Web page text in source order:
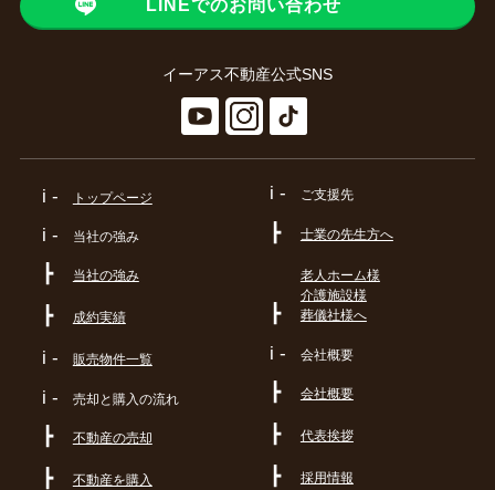
LINEでのお問い合わせ
イーアス不動産公式SNS
i - トップページ
i - 当社の強み
┣ 当社の強み
┣ 成約実績
i - 販売物件一覧
i - 売却と購入の流れ
┣ 不動産の売却
┣ 不動産を購入
i - ご支援先
┣ 士業の先生方へ
┣
老人ホーム様
介護施設様
葬儀社様へ
i - 会社概要
┣ 会社概要
┣ 代表挨拶
┣ 採用情報